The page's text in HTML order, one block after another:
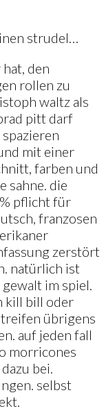
strudel…
den
rollen zu
waltz als
pitt darf
mit einer
farben und
sahne. die
pflicht für
franzosen
zerstört
natürlich ist
im spiel.
kill bill oder
übrigens
auf jeden fall
morricones
bei.
selbst